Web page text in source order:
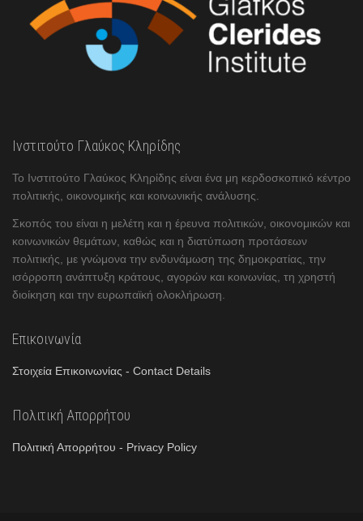
Ινστιτούτο Γλαύκος Κληρίδης
Το Ινστιτούτο Γλαύκος Κληρίδης είναι ένα μη κερδοσκοπικό κέντρο
πολιτικής, οικονομικής και κοινωνικής ανάλυσης.
Σκοπός του είναι η μελέτη και η έρευνα πολιτικών, οικονομικών και
κοινωνικών θεμάτων, καθώς και η διατύπωση προτάσεων
πολιτικής, με γνώμονα την ενδυνάμωση της δημοκρατίας, την
ισόρροπη ανάπτυξη κράτους, αγορών και κοινωνίας, τη χρηστή
διοίκηση και την ευρωπαϊκή ολοκλήρωση.
Επικοινωνία
Στοιχεία Επικοινωνίας - Contact Details
Πολιτική Απορρήτου
Πολιτική Απορρήτου - Privacy Policy